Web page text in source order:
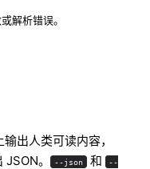
解析错误。
出人类可读内容，
。
--json 和 --